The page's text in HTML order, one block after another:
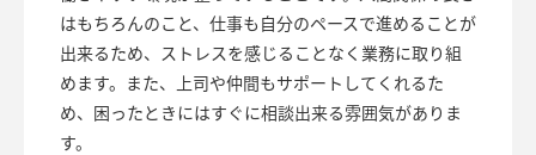
はもちろんのこと、仕事も自分のペースで進めることが
出来るため、ストレスを感じることなく業務に取り組
めます。また、上司や仲間もサポートしてくれるた
め、困ったときにはすぐに相談出来る雰囲気がありま
す。